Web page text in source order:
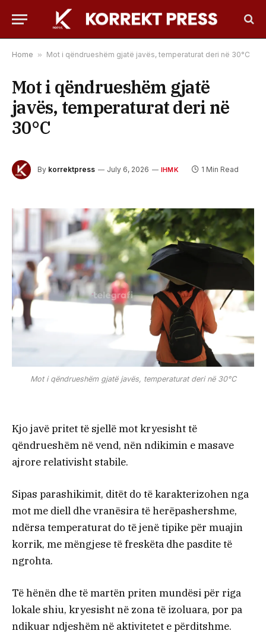
Home » Mot i qëndrueshëm gjatë javës, temperaturat deri në 30°C
Mot i qëndrueshëm gjatë
javës, temperaturat deri në
30°C
By korrektpress July 6, 2026 IHMK 1 Min Read
Mot i qëndrueshëm gjatë javës, temperaturat deri në 30°C
Kjo javë pritet të sjellë mot kryesisht të
qëndrueshëm në vend, nën ndikimin e masave
ajrore relativisht stabile.
Sipas parashikimit, ditët do të karakterizohen nga
mot me diell dhe vranësira të herëpashershme,
ndërsa temperaturat do të jenë tipike për muajin
korrik, me mëngjese të freskëta dhe pasdite të
ngrohta.
Të hënën dhe të martën priten mundësi për riga
lokale shiu, kryesisht në zona të izoluara, por pa
ndikuar ndjeshëm në aktivitetet e përditshme.